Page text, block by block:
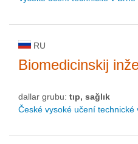
RU
Biomedicinskij
dallar grubu: tıp, sağlık
České vysoké učení technické